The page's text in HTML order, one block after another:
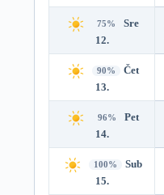
75%
Sre
12.
90%
Čet
13.
96%
Pet
14.
100%
Sub
15.